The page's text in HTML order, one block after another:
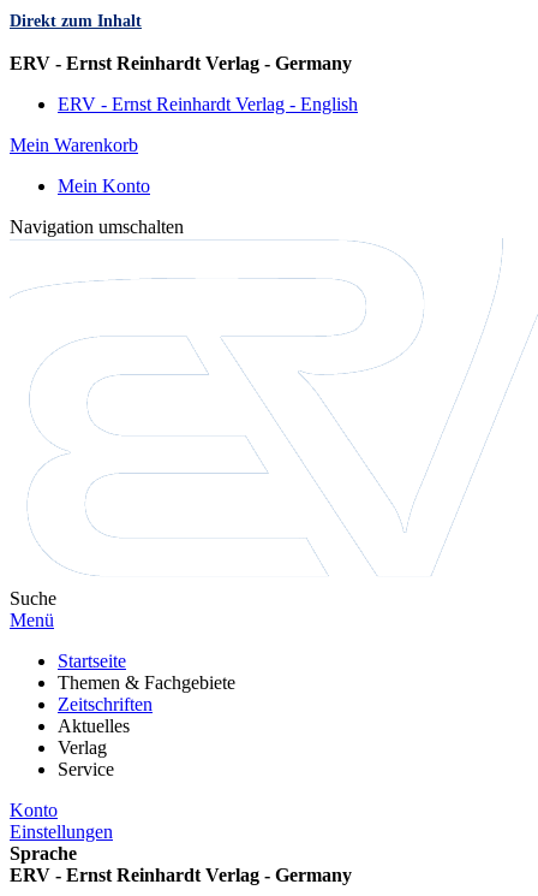
Direkt zum Inhalt
ERV - Ernst Reinhardt Verlag - Germany
ERV - Ernst Reinhardt Verlag - English
Mein Warenkorb
Mein Konto
Navigation umschalten
Suche
Menü
Startseite
Themen & Fachgebiete
Zeitschriften
Aktuelles
Verlag
Service
Konto
Einstellungen
Sprache
ERV - Ernst Reinhardt Verlag - Germany